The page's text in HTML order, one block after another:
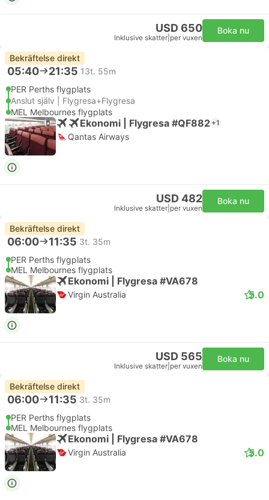
USD 650
Inklusive skatter per vuxen
Boka nu
Bekräftelse direkt
05:40 21:35 13t. 55m
PER Perths flygplats
Anslut själv | Flygresa+Flygresa
MEL Melbournes flygplats
Ekonomi | Flygresa #QF882 +1
Qantas Airways
USD 482
Inklusive skatter per vuxen
Boka nu
Bekräftelse direkt
06:00 11:35 3t. 35m
PER Perths flygplats
MEL Melbournes flygplats
Ekonomi | Flygresa #VA678
Virgin Australia 5.0
USD 565
Inklusive skatter per vuxen
Boka nu
Bekräftelse direkt
06:00 11:35 3t. 35m
PER Perths flygplats
MEL Melbournes flygplats
Ekonomi | Flygresa #VA678
Virgin Australia 5.0